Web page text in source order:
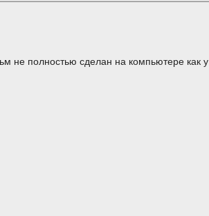
не полностью сделан на компьютере как у